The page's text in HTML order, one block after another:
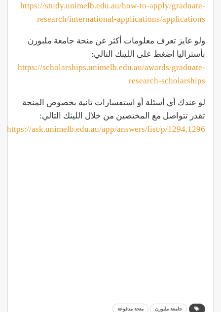
https://study.unimelb.edu.au/how-to-apply/graduate-
research/international-applications/applications
ولو عايز تعرف معلومات أكثر عن منحة جامعة ملبورن
بأستراليا اضغط على اللينك التالي:
https://scholarships.unimelb.edu.au/awards/graduate-
research-scholarships
لو عندك أي أسئلة أو استفسارات تانية بخصوص المنحة
تقدر تتواصل مع المختصين من خلال اللينك التالي:
https://ask.unimelb.edu.au/app/answers/list/p/1294,1296
جامعة ملبورن منحة مدفوعة